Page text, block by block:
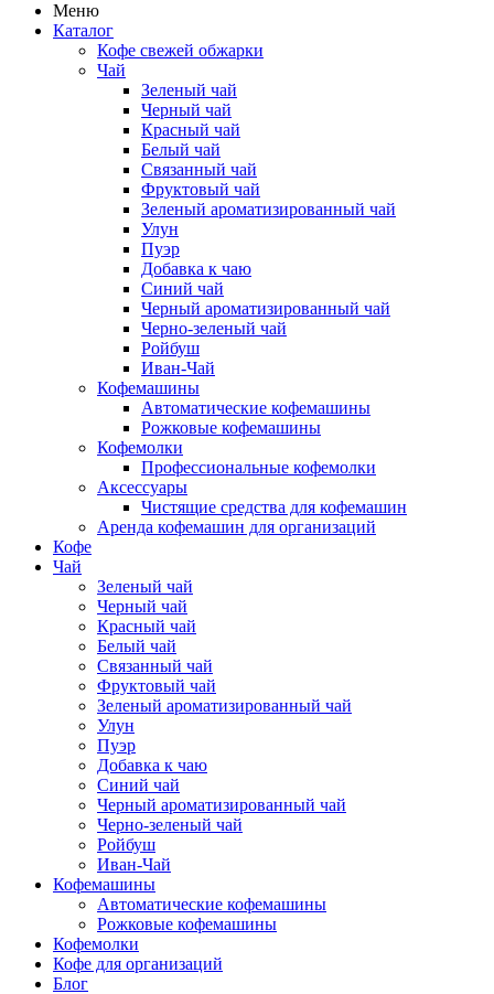
Меню
Каталог
Кофе свежей обжарки
Чай
Зеленый чай
Черный чай
Красный чай
Белый чай
Связанный чай
Фруктовый чай
Зеленый ароматизированный чай
Улун
Пуэр
Добавка к чаю
Синий чай
Черный ароматизированный чай
Черно-зеленый чай
Ройбуш
Иван-Чай
Кофемашины
Автоматические кофемашины
Рожковые кофемашины
Кофемолки
Профессиональные кофемолки
Аксессуары
Чистящие средства для кофемашин
Аренда кофемашин для организаций
Кофе
Чай
Зеленый чай
Черный чай
Красный чай
Белый чай
Связанный чай
Фруктовый чай
Зеленый ароматизированный чай
Улун
Пуэр
Добавка к чаю
Синий чай
Черный ароматизированный чай
Черно-зеленый чай
Ройбуш
Иван-Чай
Кофемашины
Автоматические кофемашины
Рожковые кофемашины
Кофемолки
Кофе для организаций
Блог